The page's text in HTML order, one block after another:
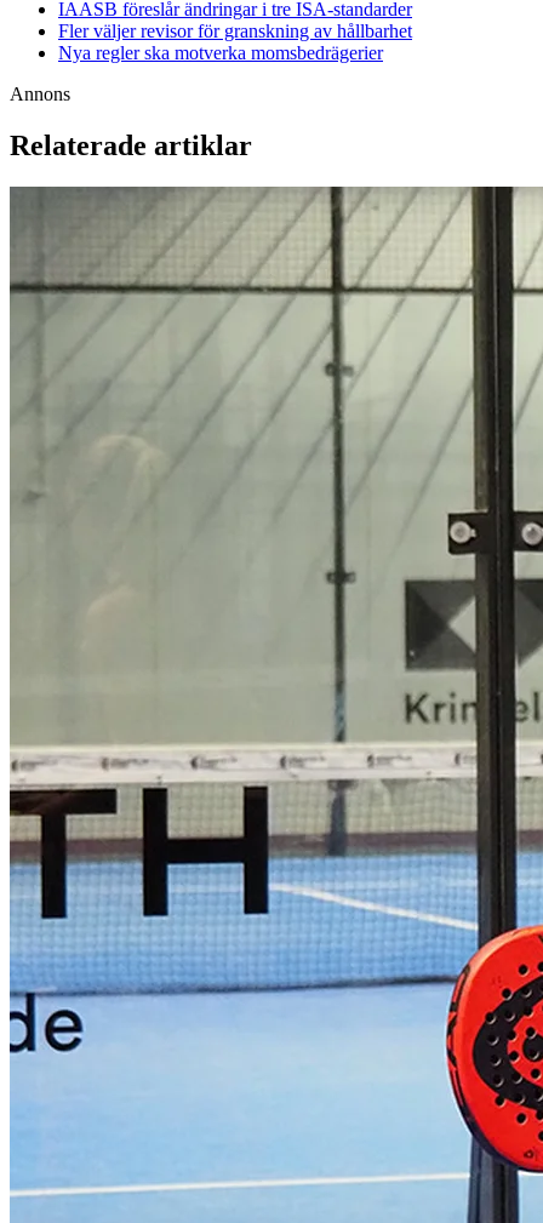
IAASB föreslår ändringar i tre ISA-standarder
Fler väljer revisor för granskning av hållbarhet
Nya regler ska motverka momsbedrägerier
Annons
Relaterade artiklar